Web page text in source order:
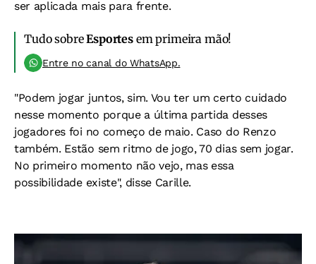
ser aplicada mais para frente.
Tudo sobreEsportesem primeira mão!
Entre no canal do WhatsApp.
"Podem jogar juntos, sim. Vou ter um certo cuidado
nesse momento porque a última partida desses
jogadores foi no começo de maio. Caso do Renzo
também. Estão sem ritmo de jogo, 70 dias sem jogar.
No primeiro momento não vejo, mas essa
possibilidade existe", disse Carille.